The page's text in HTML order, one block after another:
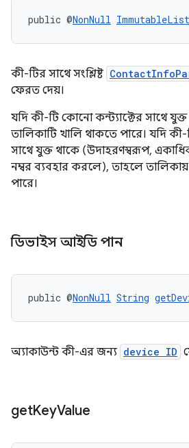
public @NonNull ImmutableList
কী-টির সাথে সংশ্লিষ্ট
ফেরত দেয়।
যদি কী-টি কোনো কন্ট্যাক্টের সাথে
তালিকাটি খালি থাকতে পারে। যদি
সাথে যুক্ত থাকে (উদাহরণস্বরূপ,
নম্বর ব্যবহার করলে), তাহলে
পারে।
ডিভাইস আইডি পান
public @NonNull String
অ্যাকাউন্ট কী-এর জন্য device ID
getKeyValue